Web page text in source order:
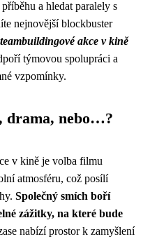
a hledat paralely s
nejnovější blockbuster
akce v kině
týmovou spolupráci a
vzpomínky.
drama, nebo…?
v kině je volba filmu
atmosféru, což posílí
Společný smích boří
zážitky, na které bude
nabízí prostor k zamyšlení